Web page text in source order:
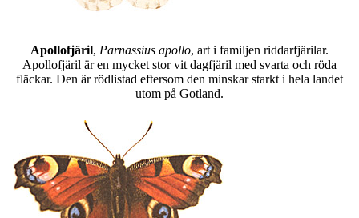
Apollofjäril, Parnassius apollo, art i familjen riddarfjärilar.
Apollofjäril är en mycket stor vit dagfjäril med svarta och röda
fläckar. Den är rödlistad eftersom den minskar starkt i hela landet
utom på Gotland.